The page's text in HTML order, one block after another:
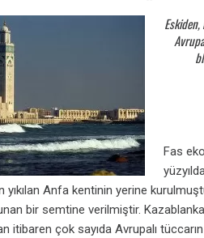
Eskiden,
Fas
yıkılan Anfa kentinin yerine
bir semtine verilmiştir.
itibaren çok sayıda Avrupalı